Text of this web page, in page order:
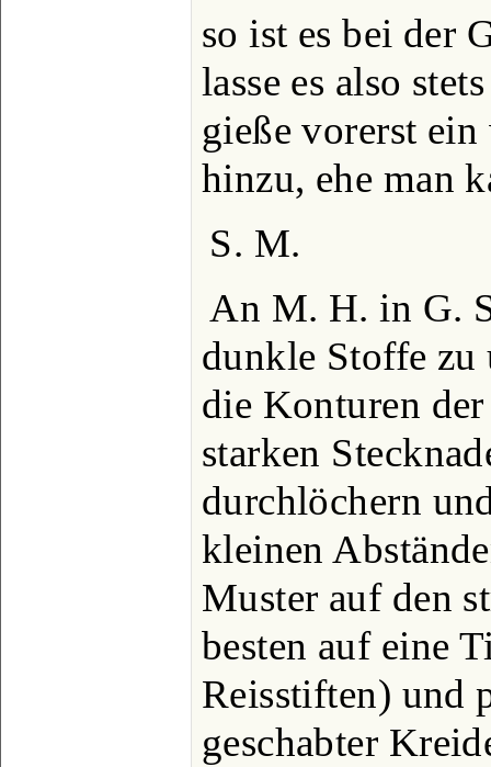
so ist es bei der
lasse es also
gieße vorerst ein
hinzu, ehe man
S. M.
An M. H. in G.
dunkle Stoffe zu
die Konturen
starken
durchlöchern
kleinen
Muster auf den
besten auf eine
Reisstiften) und
geschabter